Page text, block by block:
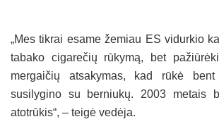
„Mes tikrai esame žemiau ES vidurkio
tabako cigarečių rūkymą, bet
mergaičių atsakymas, kad rūkė
susilygino su berniukų. 2003 metais
atotrūkis“, – teigė vedėja.